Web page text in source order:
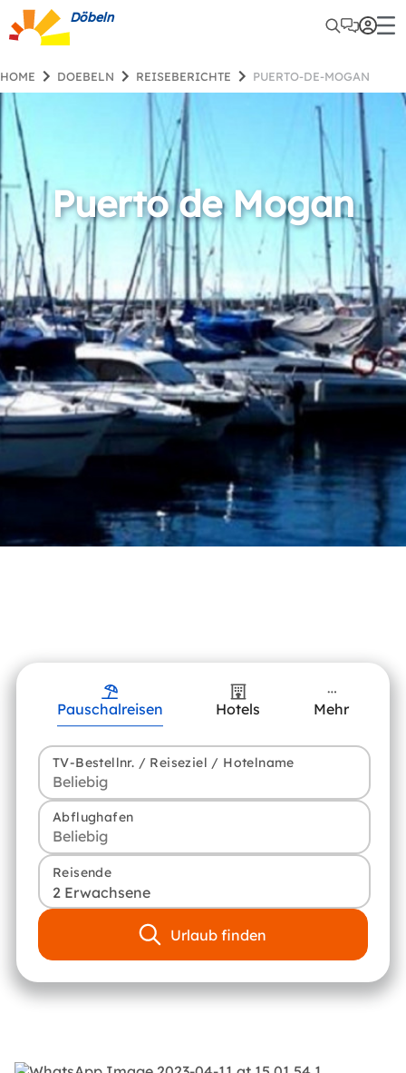
Döbeln
HOME DOEBELN REISEBERICHTE PUERTO-DE-MOGAN
Puerto de Mogan
Pauschalreisen Hotels Mehr
TV-Bestellnr. / Reiseziel / Hotelname
Abflughafen
Reisende
2 Erwachsene
Urlaub finden